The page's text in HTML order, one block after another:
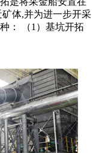
体,并为进一步开采
： （1）基坑开拓